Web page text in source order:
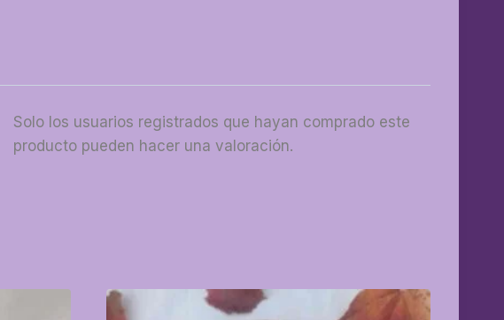
Solo los usuarios registrados que hayan comprado este
producto pueden hacer una valoración.